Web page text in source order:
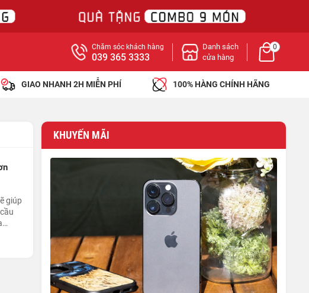
Chăm sóc khách hàng
039 365 3333
Danh sách
cửa hàng
0
GIAO NHANH 2H MIỄN PHÍ 100% HÀNG CHÍNH HÃNG
giúp
KHUYẾN MÃI